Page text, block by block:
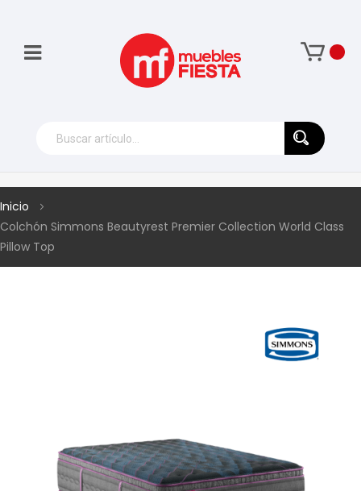
Inicio
Colchón Simmons Beautyrest Premier Collection World Class
Pillow Top